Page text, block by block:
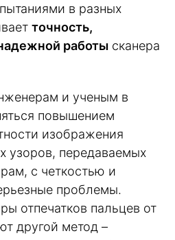
в разных
точность,
работы сканера
и ученым в
повышением
изображения
узоров, передаваемых
с четкостью и
проблемы.
отпечатков пальцев от
другой метод –